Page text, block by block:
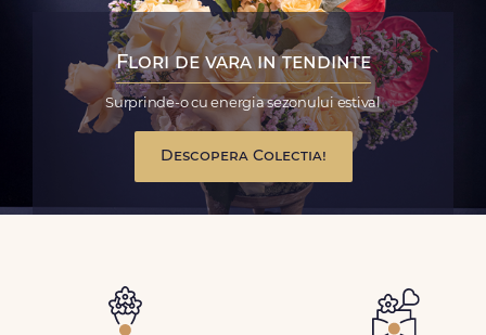
Flori de vara in tendinte
Surprinde-o cu energia sezonului estival
Descopera Colectia!